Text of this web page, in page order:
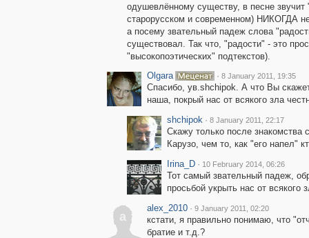
одушевлённому существу, в песне
старорусском и современном) НИКОГДА
а посему звательный падеж слова
существовал. Так что, "радости" - это
"высокопоэтических" подтекстов).
Olgara
· 8 January 2011, 19:35
Спасибо, ув.shchipok. А что Вы
наша, покрый нас от всякого зла
shchipok · 8 January 2011, 22:17
Скажу только после
Карузо, чем то, как "его напел"
Irina_D · 10 February 2014, 06:26
Тот самый звательный падеж,
просьбой укрыть нас от всякого
a
alex_2010 · 9 January 2011, 02:20
кстати, я правильно понимаю, что
братие и т.д.?